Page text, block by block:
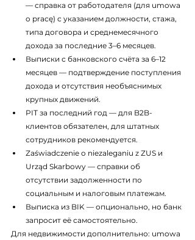
— справка от работодателя (для umowa
o pracę) с указанием должности, стажа,
типа договора и среднемесячного
дохода за последние 3–6 месяцев.
Выписки с банковского счёта за 6–12
месяцев — подтверждение поступления
дохода и отсутствия необъяснимых
крупных движений.
PIT за последний год — для B2B-
клиентов обязателен, для штатных
сотрудников рекомендуется.
Zaświadczenie o niezaleganiu z ZUS и
Urząd Skarbowy — справки об
отсутствии задолженности по
социальным и налоговым платежам.
Выписка из BIK — опционально, но банк
запросит её самостоятельно.
Для недвижимости дополнительно: umowa